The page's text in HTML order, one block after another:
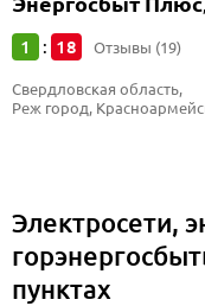
,
1 : 18 Отзывы (19)
Свердловская область,
Реж город,
Электросети,
пунктах